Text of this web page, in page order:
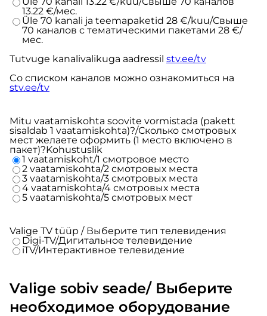
Turvateenused
Abi
Pood
Kontaktid
Uudised
13.22 €/мес.
Üle 70 kanali ja teemapaketid 28 €/kuu/Свыше
70 каналов c тематическими пакетами 28 €/
мес.
Tutvuge kanalivalikuga aadressil stv.ee/tv
Cо списком каналов можно ознакомиться на
stv.ee/tv
Mitu vaatamiskohta soovite vormistada (pakett
sisaldab 1 vaatamiskohta)?/Сколько смотровых
мест желаете оформить (1 место включено в
пакет)?Kohustuslik
1 vaatamiskoht/1 смотровое место
2 vaatamiskohta/2 смотровых места
3 vaatamiskohta/3 смотровых места
4 vaatamiskohta/4 смотровых места
5 vaatamiskohta/5 смотровых мест
Valige TV tüüp / Выберите тип телевидения
Digi-TV/Дигитальное телевидение
iTV/Интерактивное телевидение
Valige sobiv seade/ Выберите
необходимое оборудование